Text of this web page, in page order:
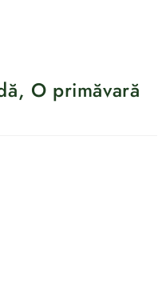
O primăvară